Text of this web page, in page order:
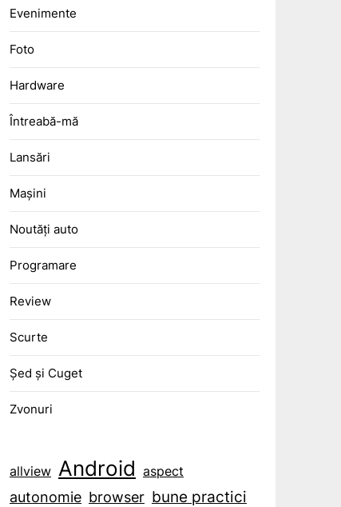
Evenimente
Foto
Hardware
Întreabă-mă
Lansări
Mașini
Noutăți auto
Programare
Review
Scurte
Șed și Cuget
Zvonuri
allview Android aspect
autonomie browser bune practici